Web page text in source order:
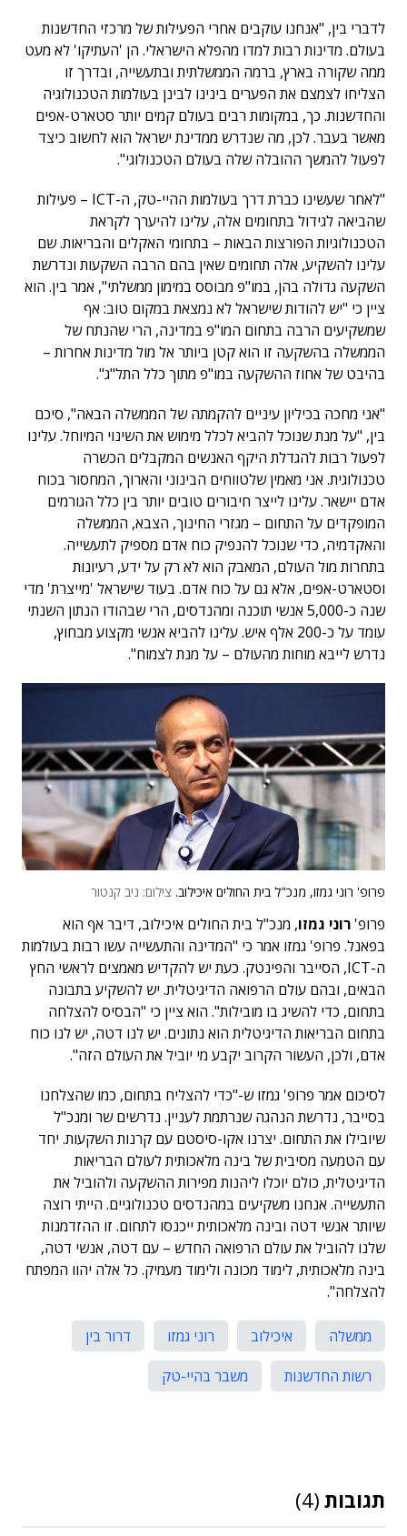
לדברי בין, "אנחנו עוקבים אחרי הפעילות של מרכזי החדשנות
בעולם. מדינות רבות למדו מהפלא הישראלי. הן 'העתיקו' לא מעט
ממה שקורה בארץ, ברמה הממשלתית ובתעשייה, ובדרך זו
הצליחו לצמצם את הפערים בינינו לבינן בעולמות הטכנולוגיה
והחדשנות. כך, במקומות רבים בעולם קמים יותר סטארט-אפים
מאשר בעבר. לכן, מה שנדרש ממדינת ישראל הוא לחשוב כיצד
לפעול להמשך ההובלה שלה בעולם הטכנולוגי".
"לאחר שעשינו כברת דרך בעולמות ההיי-טק, ה-ICT – פעילות
שהביאה לגידול בתחומים אלה, עלינו להיערך לקראת
הטכנולוגיות הפורצות הבאות – בתחומי האקלים והבריאות. שם
עלינו להשקיע, אלה תחומים שאין בהם הרבה השקעות ונדרשת
השקעה גדולה בהן, במו"פ מבוסס במימון ממשלתי", אמר בין. הוא
ציין כי "יש להודות שישראל לא נמצאת במקום טוב: אף
שמשקיעים הרבה בתחום המו"פ במדינה, הרי שהנתח של
הממשלה בהשקעה זו הוא קטן ביותר אל מול מדינות אחרות –
בהיבט של אחוז ההשקעה במו"פ מתוך כלל התל"ג".
"אני מחכה בכיליון עיניים להקמתה של הממשלה הבאה", סיכם
בין, "על מנת שנוכל להביא לכלל מימוש את השינוי המיוחל. עלינו
לפעול רבות להגדלת היקף האנשים המקבלים הכשרה
טכנולוגית. אני מאמין שלטווחים הבינוני והארוך, המחסור בכוח
אדם יישאר. עלינו לייצר חיבורים טובים יותר בין כלל הגורמים
המופקדים על התחום – מגזרי החינוך, הצבא, הממשלה
והאקדמיה, כדי שנוכל להנפיק כוח אדם מספיק לתעשייה.
בתחרות מול העולם, המאבק הוא לא רק על ידע, רעיונות
וסטארט-אפים, אלא גם על כוח אדם. בעוד שישראל 'מייצרת' מדי
שנה כ-5,000 אנשי תוכנה ומהנדסים, הרי שבהודו הנתון השנתי
עומד על כ-200 אלף איש. עלינו להביא אנשי מקצוע מבחוץ,
נדרש לייבא מוחות מהעולם – על מנת לצמוח".
פרופ' רוני גמזו, מנכ"ל בית החולים איכילוב. צילום: ניב קנטור
פרופ' רוני גמזו, מנכ"ל בית החולים איכילוב, דיבר אף הוא
בפאנל. פרופ' גמזו אמר כי "המדינה והתעשייה עשו רבות בעולמות
ה-ICT, הסייבר והפינטק. כעת יש להקדיש מאמצים לראשי החץ
הבאים, ובהם עולם הרפואה הדיגיטלית. יש להשקיע בתבונה
בתחום, כדי להשיג בו מובילות". הוא ציין כי "הבסיס להצלחה
בתחום הבריאות הדיגיטלית הוא נתונים. יש לנו דטה, יש לנו כוח
אדם, ולכן, העשור הקרוב יקבע מי יוביל את העולם הזה".
לסיכום אמר פרופ' גמזו ש-"כדי להצליח בתחום, כמו שהצלחנו
בסייבר, נדרשת הנהגה שנרתמת לעניין. נדרשים שר ומנכ"ל
שיובילו את התחום. יצרנו אקו-סיסטם עם קרנות השקעות. יחד
עם הטמעה מסיבית של בינה מלאכותית לעולם הבריאות
הדיגיטלית, כולם יוכלו ליהנות מפירות ההשקעה ולהוביל את
התעשייה. אנחנו משקיעים במהנדסים טכנולוגיים. הייתי רוצה
שיותר אנשי דטה ובינה מלאכותית ייכנסו לתחום. זו ההזדמנות
שלנו להוביל את עולם הרפואה החדש – עם דטה, אנשי דטה,
בינה מלאכותית, לימוד מכונה ולימוד מעמיק. כל אלה יהוו המפתח
להצלחה".
ממשלה איכילוב רוני גמזו
דרור בין
רשות החדשנות
משבר בהיי-טק
תגובות (4)